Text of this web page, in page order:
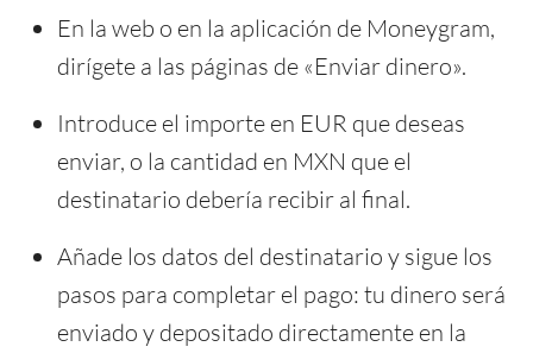
En la web o en la aplicación de Moneygram,
dirígete a las páginas de «Enviar dinero».
Introduce el importe en EUR que deseas
enviar, o la cantidad en MXN que el
destinatario debería recibir al final.
Añade los datos del destinatario y sigue los
pasos para completar el pago: tu dinero será
enviado y depositado directamente en la